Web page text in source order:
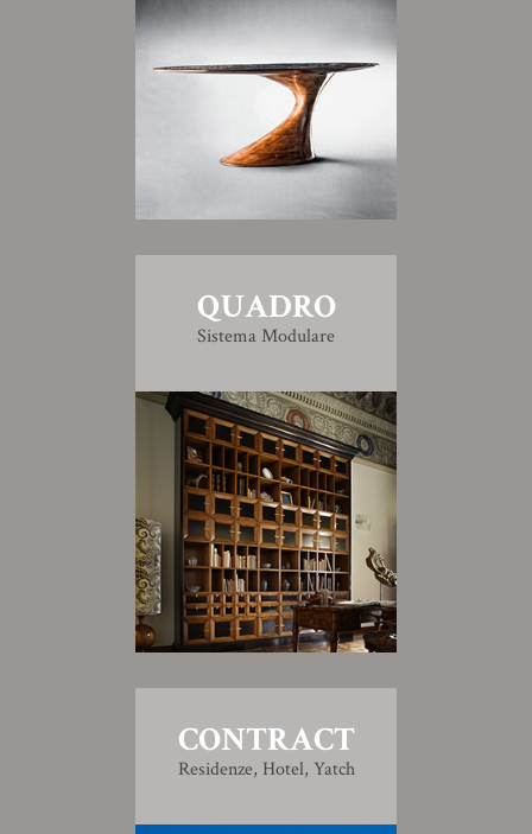
QUADRO
Sistema Modulare
CONTRACT
Residenze, Hotel, Yatch